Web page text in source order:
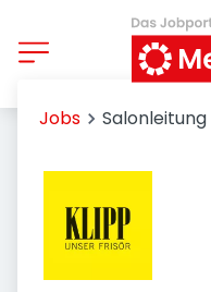
Jobs Salonleitung